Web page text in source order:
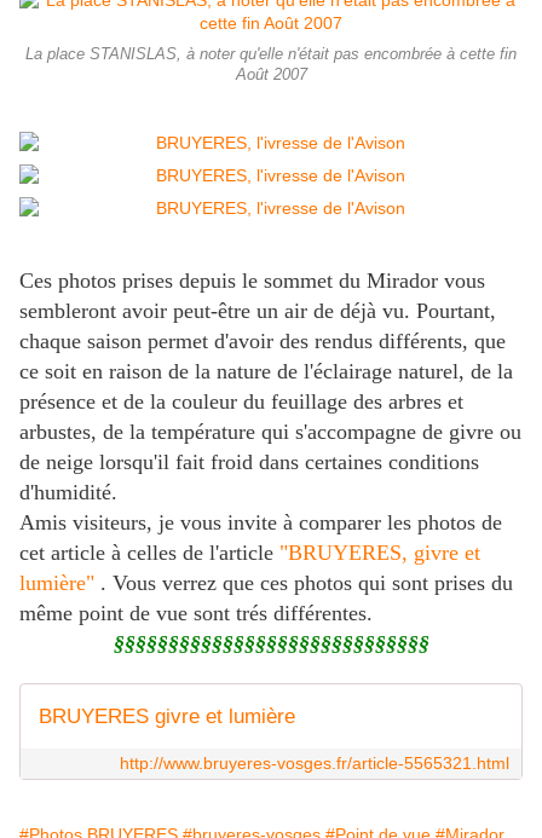
La place STANISLAS, à noter qu'elle n'était pas encombrée à cette fin
Août 2007
Ces photos prises depuis le sommet du Mirador vous
sembleront avoir peut-être un air de déjà vu. Pourtant,
chaque saison permet d'avoir des rendus différents, que
ce soit en raison de la nature de l'éclairage naturel, de la
présence et de la couleur du feuillage des arbres et
arbustes, de la température qui s'accompagne de givre ou
de neige lorsqu'il fait froid dans certaines conditions
d'humidité.
Amis visiteurs, je vous invite à comparer les photos de
cet article à celles de l'article "BRUYERES, givre et
lumière" . Vous verrez que ces photos qui sont prises du
même point de vue sont trés différentes.
§§§§§§§§§§§§§§§§§§§§§§§§§§§§§
BRUYERES givre et lumière
http://www.bruyeres-vosges.fr/article-5565321.html